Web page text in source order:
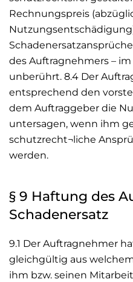
Rechnungspreis
des Auftragnehmers – im
unberührt. 8.4 Der
entsprechend den
dem Auftraggeber die
untersagen, wenn ihm
schutzrecht¬liche
werden.
§ 9 Haftung des
Schadenersatz
9.1 Der Auftragnehmer
gleichgültig aus
ihm bzw. seinen